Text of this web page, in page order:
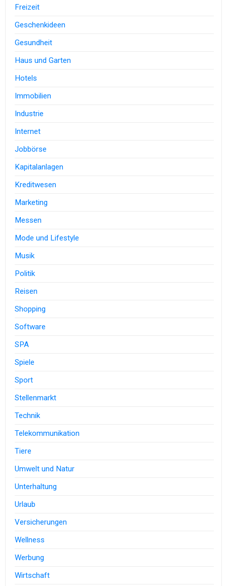
Freizeit
Geschenkideen
Gesundheit
Haus und Garten
Hotels
Immobilien
Industrie
Internet
Jobbörse
Kapitalanlagen
Kreditwesen
Marketing
Messen
Mode und Lifestyle
Musik
Politik
Reisen
Shopping
Software
SPA
Spiele
Sport
Stellenmarkt
Technik
Telekommunikation
Tiere
Umwelt und Natur
Unterhaltung
Urlaub
Versicherungen
Wellness
Werbung
Wirtschaft